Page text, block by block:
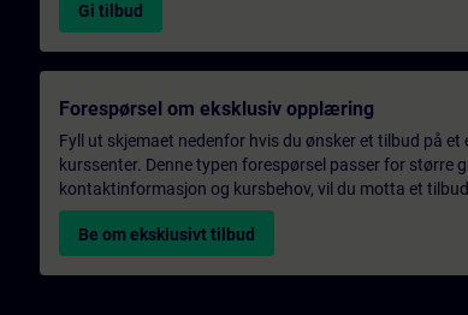
Gi tilbud
Forespørsel om eksklusiv opplæring
Fyll ut skjemaet nedenfor hvis du ønsker et tilbud på
kurssenter. Denne typen forespørsel passer for større
kontaktinformasjon og kursbehov, vil du motta et
Be om eksklusivt tilbud